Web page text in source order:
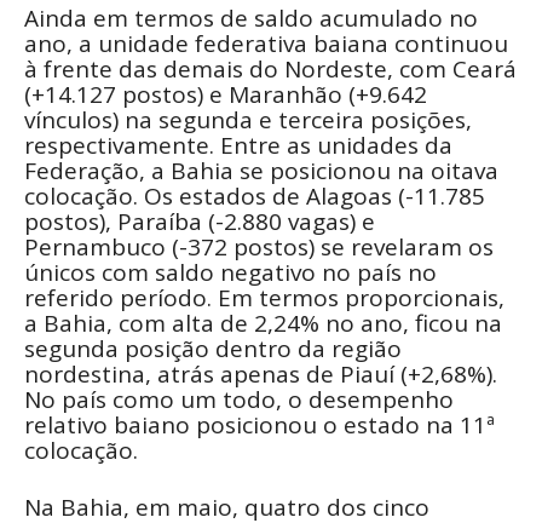
Ainda em termos de saldo acumulado no
ano, a unidade federativa baiana continuou
à frente das demais do Nordeste, com Ceará
(+14.127 postos) e Maranhão (+9.642
vínculos) na segunda e terceira posições,
respectivamente. Entre as unidades da
Federação, a Bahia se posicionou na oitava
colocação. Os estados de Alagoas (-11.785
postos), Paraíba (-2.880 vagas) e
Pernambuco (-372 postos) se revelaram os
únicos com saldo negativo no país no
referido período. Em termos proporcionais,
a Bahia, com alta de 2,24% no ano, ficou na
segunda posição dentro da região
nordestina, atrás apenas de Piauí (+2,68%).
No país como um todo, o desempenho
relativo baiano posicionou o estado na 11ª
colocação.
Na Bahia, em maio, quatro dos cinco